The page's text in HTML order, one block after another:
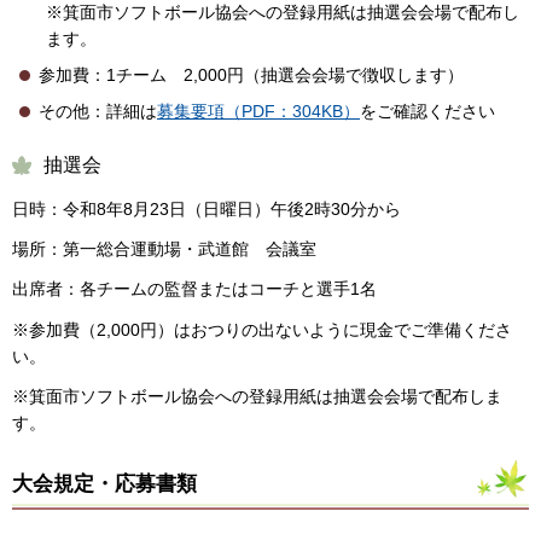
※箕面市ソフトボール協会への登録用紙は抽選会会場で配布し
ます。
参加費：1チーム 2,000円（抽選会会場で徴収します）
その他：詳細は募集要項（PDF：304KB） をご確認ください
抽選会
日時：令和8年8月23日（日曜日）午後2時30分から
場所：第一総合運動場・武道館 会議室
出席者：各チームの監督またはコーチと選手1名
※参加費（2,000円）はおつりの出ないように現金でご準備くださ
い。
※箕面市ソフトボール協会への登録用紙は抽選会会場で配布しま
す。
大会規定・応募書類